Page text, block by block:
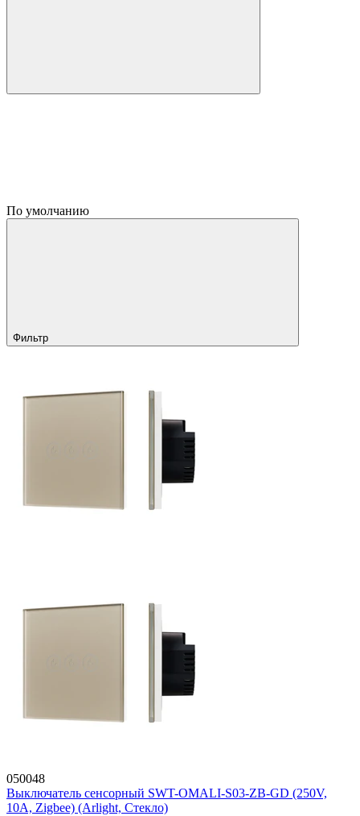
По умолчанию
Фильтр
050048
Выключатель сенсорный SWT-OMALI-S03-ZB-GD (250V,
10A, Zigbee) (Arlight, Стекло)